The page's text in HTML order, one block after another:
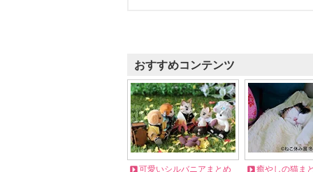
おすすめコンテンツ
可愛いシルバニアまとめ 癒やしの猫ま